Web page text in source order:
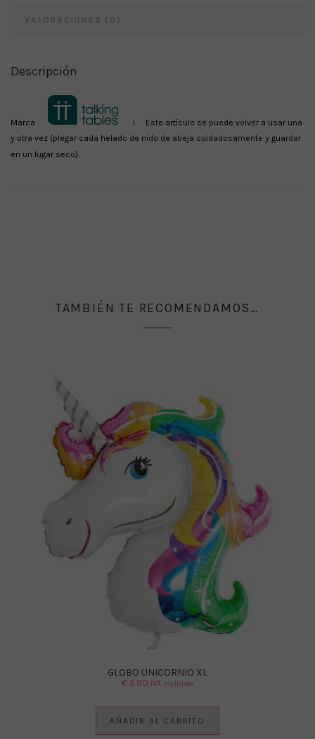
VALORACIONES (0)
Descripción
Marca :
I Este artículo se puede volver a usar una
y otra vez (plegar cada helado de nido de abeja cuidadosamente y guardar
en un lugar seco).
TAMBIÉN TE RECOMENDAMOS…
GLOBO UNICORNIO XL
€ 5.90 IVA Incluido
AÑADIR AL CARRITO